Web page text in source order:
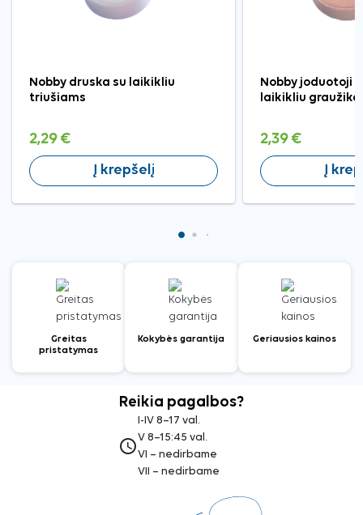
Nobby druska su laikikliu
triušiams
2,29 €
Į krepšelį
Nobby joduotoji
laikikliu
2,39 €
Į
Greitas
pristatymas
Kokybės garantija Geriausios kainos
Reikia pagalbos?
access_time
I-IV 8–17 val.
V 8–15:45 val.
VI – nedirbame
VII – nedirbame